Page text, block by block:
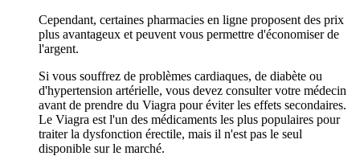
Cependant, certaines pharmacies en ligne proposent des prix
plus avantageux et peuvent vous permettre d'économiser de
l'argent.
Si vous souffrez de problèmes cardiaques, de diabète ou
d'hypertension artérielle, vous devez consulter votre médecin
avant de prendre du Viagra pour éviter les effets secondaires.
Le Viagra est l'un des médicaments les plus populaires pour
traiter la dysfonction érectile, mais il n'est pas le seul
disponible sur le marché.